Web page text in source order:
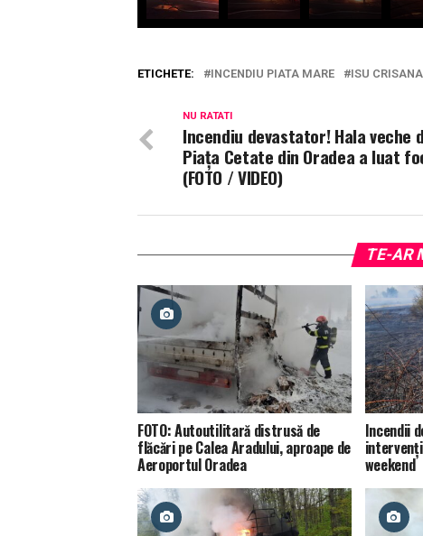
ETICHETE: INCENDIU PIATA MARE ISU CRISANA
NU RATATI
Incendiu devastator! Hala veche
Piața Cetate din Oradea a luat
(FOTO / VIDEO)
TE-AR
FOTO: Autoutilitară distrusă de
flăcări pe Calea Aradului, aproape de
Aeroportul Oradea
Incendii
weekend